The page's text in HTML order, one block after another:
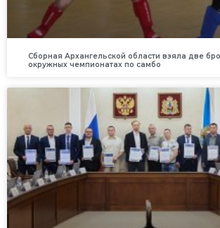
Сборная Архангельской области взяла две
окружных чемпионатах по самбо